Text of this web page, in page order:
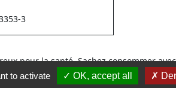
3
pour la santé. Sachez consommer
to activate OK, accept all